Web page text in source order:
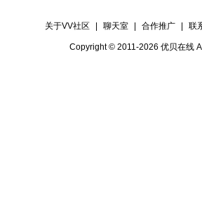
关于VV社区 聊天室 合作推广 联
Copyright © 2011-2026 优贝在线